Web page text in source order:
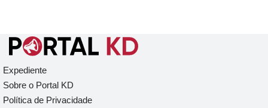
Expediente
Sobre o Portal KD
Política de Privacidade